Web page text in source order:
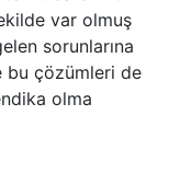
var olmuş
sorunlarına
bu çözümleri de
olma